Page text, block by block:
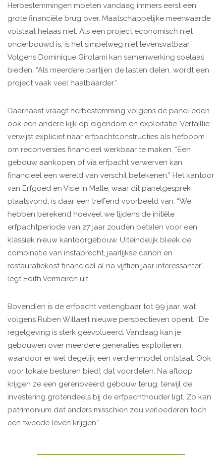
Herbestemmingen moeten vandaag immers eerst een
grote financiële brug over. Maatschappelijke meerwaarde
volstaat helaas niet. Als een project economisch niet
onderbouwd is, is het simpelweg niet levensvatbaar.”
Volgens Dominique Girolami kan samenwerking soelaas
bieden. “Als meerdere partijen de lasten delen, wordt een
project vaak veel haalbaarder.”
Daarnaast vraagt herbestemming volgens de panelleden
ook een andere kijk op eigendom en exploitatie. Verfaillie
verwijst expliciet naar erfpachtconstructies als hefboom
om reconversies financieel werkbaar te maken. “Een
gebouw aankopen of via erfpacht verwerven kan
financieel een wereld van verschil betekenen.” Het kantoor
van Erfgoed en Visie in Malle, waar dit panelgesprek
plaatsvond, is daar een treffend voorbeeld van. “We
hebben berekend hoeveel we tijdens de initiële
erfpachtperiode van 27 jaar zouden betalen voor een
klassiek nieuw kantoorgebouw. Uiteindelijk bleek de
combinatie van instaprecht, jaarlijkse canon en
restauratiekost financieel al na vijftien jaar interessanter”,
legt Edith Vermeiren uit.
Bovendien is de erfpacht verlengbaar tot 99 jaar, wat
volgens Ruben Willaert nieuwe perspectieven opent. “De
regelgeving is sterk geëvolueerd. Vandaag kan je
gebouwen over meerdere generaties exploiteren,
waardoor er wel degelijk een verdienmodel ontstaat. Ook
voor lokale besturen biedt dat voordelen. Na afloop
krijgen ze een gerenoveerd gebouw terug, terwijl de
investering grotendeels bij de erfpachthouder ligt. Zo kan
patrimonium dat anders misschien zou verloederen toch
een tweede leven krijgen.”